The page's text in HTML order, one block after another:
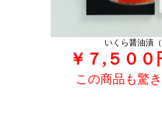
いくら醤油漬（
￥７,５００
この商品も驚